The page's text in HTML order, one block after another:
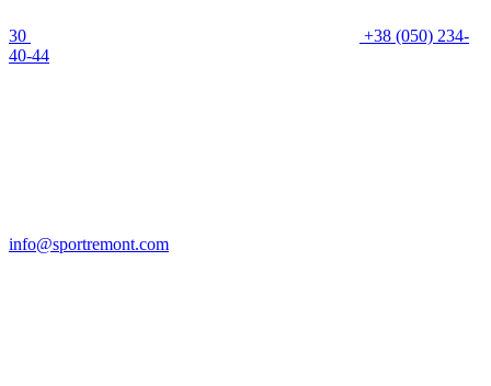
30
+38 (050) 234-
40-44
info@sportremont.com